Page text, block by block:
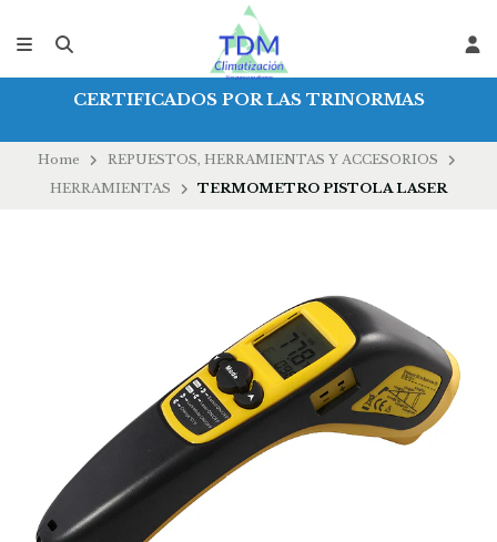
CERTIFICADOS POR LAS TRINORMAS
Home
REPUESTOS, HERRAMIENTAS Y ACCESORIOS
HERRAMIENTAS
TERMOMETRO PISTOLA LASER